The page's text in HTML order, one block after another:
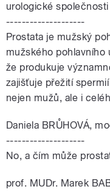
urologické společnosti
--------------------
Prostata je mužský
mužského pohlavního
že produkuje
zajišťuje přežití
nejen mužů, ale i
Daniela BRŮHOVÁ,
--------------------
No, a čím může
prof. MUDr. Marek